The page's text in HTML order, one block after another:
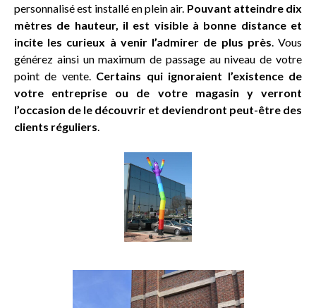
personnalisé est installé en plein air. Pouvant atteindre dix
mètres de hauteur, il est visible à bonne distance et
incite les curieux à venir l’admirer de plus près. Vous
générez ainsi un maximum de passage au niveau de votre
point de vente. Certains qui ignoraient l’existence de
votre entreprise ou de votre magasin y verront
l’occasion de le découvrir et deviendront peut-être des
clients réguliers.